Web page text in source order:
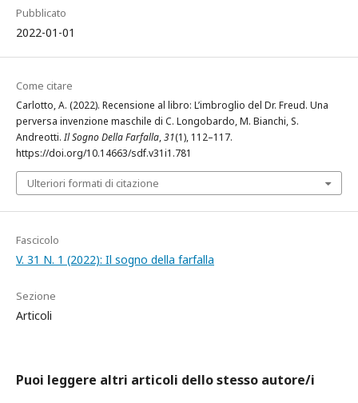
Pubblicato
2022-01-01
Come citare
Carlotto, A. (2022). Recensione al libro: L’imbroglio del Dr. Freud. Una
perversa invenzione maschile di C. Longobardo, M. Bianchi, S.
Andreotti.Il Sogno Della Farfalla,31(1), 112–117.
https://doi.org/10.14663/sdf.v31i1.781
Ulteriori formati di citazione
Fascicolo
V. 31 N. 1 (2022): Il sogno della farfalla
Sezione
Articoli
Puoi leggere altri articoli dello stesso autore/i